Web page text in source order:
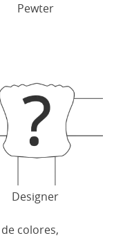
Pewter
Designer
colores,